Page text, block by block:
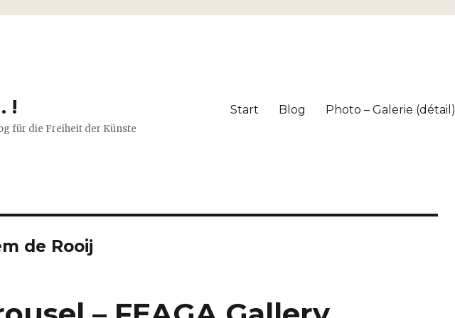
!
für die Freiheit der Künste
Start Blog Photo – Galerie (détail)
de Rooij